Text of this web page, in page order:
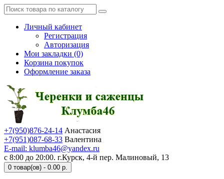
Личный кабинет
Регистрация
Авторизация
Мои закладки (0)
Корзина покупок
Оформление заказа
+7(950)876-24-14 Анастасия
+7(951)087-68-33 Валентина
E-mail: klumba46@yandex.ru
с 8:00 до 20:00. г.Курск, 4-й пер. Малиновый, 13
0 товар(ов) - 0.00 р.